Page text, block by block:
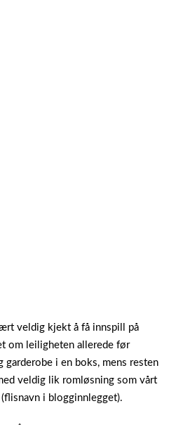
veldig kjekt å få innspill på
om leiligheten allerede før
garderobe i en boks, mens resten
veldig lik romløsning som vårt
i blogginnlegget).